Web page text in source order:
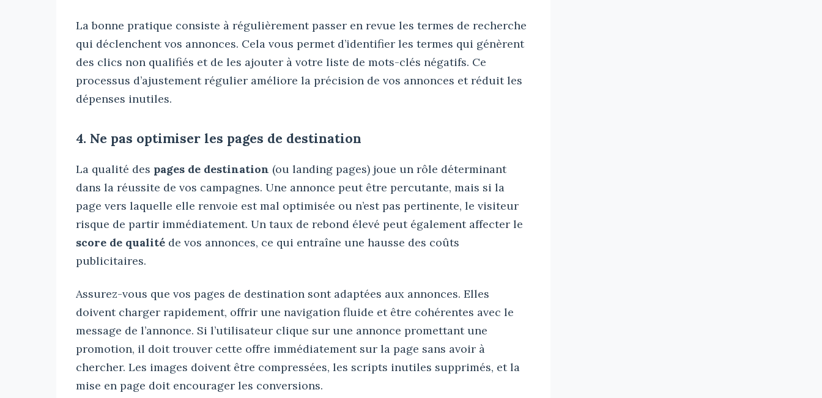
La bonne pratique consiste à régulièrement passer en revue les termes de recherche
qui déclenchent vos annonces. Cela vous permet d’identifier les termes qui génèrent
des clics non qualifiés et de les ajouter à votre liste de mots-clés négatifs. Ce
processus d’ajustement régulier améliore la précision de vos annonces et réduit les
dépenses inutiles.
4. Ne pas optimiser les pages de destination
La qualité des pages de destination (ou landing pages) joue un rôle déterminant
dans la réussite de vos campagnes. Une annonce peut être percutante, mais si la
page vers laquelle elle renvoie est mal optimisée ou n’est pas pertinente, le visiteur
risque de partir immédiatement. Un taux de rebond élevé peut également affecter le
score de qualité de vos annonces, ce qui entraîne une hausse des coûts
publicitaires.
Assurez-vous que vos pages de destination sont adaptées aux annonces. Elles
doivent charger rapidement, offrir une navigation fluide et être cohérentes avec le
message de l’annonce. Si l’utilisateur clique sur une annonce promettant une
promotion, il doit trouver cette offre immédiatement sur la page sans avoir à
chercher. Les images doivent être compressées, les scripts inutiles supprimés, et la
mise en page doit encourager les conversions.